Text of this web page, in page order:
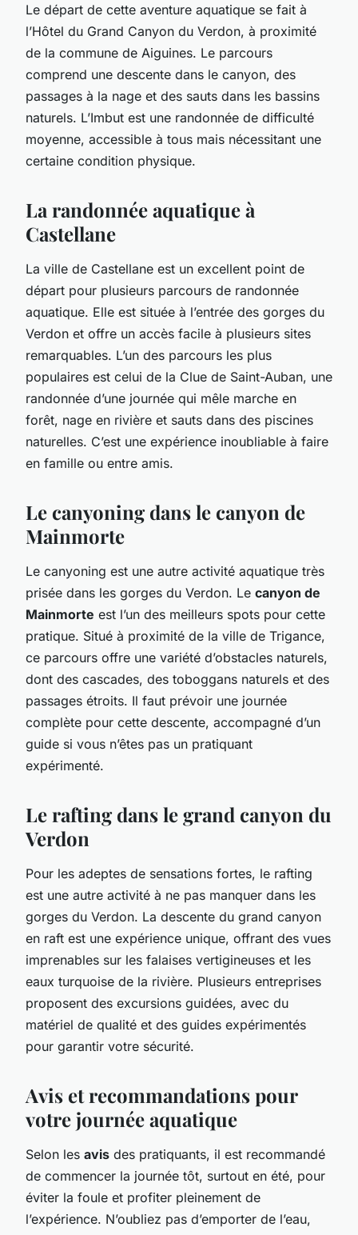
Le départ de cette aventure aquatique se fait à
l’Hôtel du Grand Canyon du Verdon, à proximité
de la commune de Aiguines. Le parcours
comprend une descente dans le canyon, des
passages à la nage et des sauts dans les bassins
naturels. L’Imbut est une randonnée de difficulté
moyenne, accessible à tous mais nécessitant une
certaine condition physique.
La randonnée aquatique à
Castellane
La ville de Castellane est un excellent point de
départ pour plusieurs parcours de randonnée
aquatique. Elle est située à l’entrée des gorges du
Verdon et offre un accès facile à plusieurs sites
remarquables. L’un des parcours les plus
populaires est celui de la Clue de Saint-Auban, une
randonnée d’une journée qui mêle marche en
forêt, nage en rivière et sauts dans des piscines
naturelles. C’est une expérience inoubliable à faire
en famille ou entre amis.
Le canyoning dans le canyon de
Mainmorte
Le canyoning est une autre activité aquatique très
prisée dans les gorges du Verdon. Le canyon de
Mainmorte est l’un des meilleurs spots pour cette
pratique. Situé à proximité de la ville de Trigance,
ce parcours offre une variété d’obstacles naturels,
dont des cascades, des toboggans naturels et des
passages étroits. Il faut prévoir une journée
complète pour cette descente, accompagné d’un
guide si vous n’êtes pas un pratiquant
expérimenté.
Le rafting dans le grand canyon du
Verdon
Pour les adeptes de sensations fortes, le rafting
est une autre activité à ne pas manquer dans les
gorges du Verdon. La descente du grand canyon
en raft est une expérience unique, offrant des vues
imprenables sur les falaises vertigineuses et les
eaux turquoise de la rivière. Plusieurs entreprises
proposent des excursions guidées, avec du
matériel de qualité et des guides expérimentés
pour garantir votre sécurité.
Avis et recommandations pour
votre journée aquatique
Selon les avis des pratiquants, il est recommandé
de commencer la journée tôt, surtout en été, pour
éviter la foule et profiter pleinement de
l’expérience. N’oubliez pas d’emporter de l’eau,